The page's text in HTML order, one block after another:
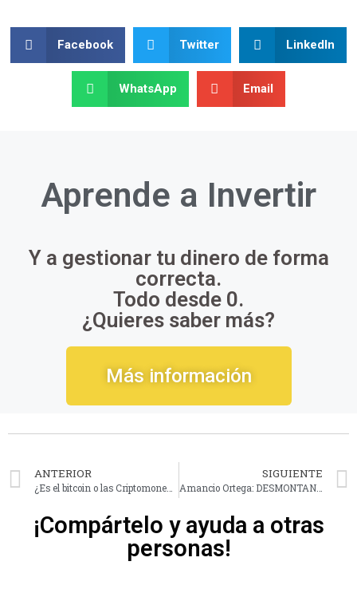
Facebook Twitter LinkedIn
WhatsApp Email
Aprende a Invertir
Y a gestionar tu dinero de forma
correcta.
Todo desde 0.
¿Quieres saber más?
Más información
ANTERIOR SIGUIENTE
Amancio Ortega: DESMONTANDO FALSAS ACUSACIONES y aportando DATOS
¡Compártelo y ayuda a otras
personas!